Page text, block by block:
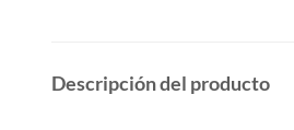
Descripción del producto